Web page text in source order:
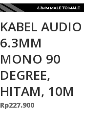
KABEL AUDIO
6.3MM
MONO 90
DEGREE,
HITAM, 10M
Rp227.900